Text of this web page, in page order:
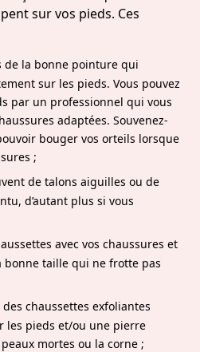
sur vos pieds. Ces
de la bonne pointure qui
sur les pieds. Vous pouvez
par un professionnel qui vous
adaptées. Souvenez-
bouger vos orteils lorsque
;
de talons aiguilles ou de
d’autant plus si vous
avec vos chaussures et
taille qui ne frotte pas
chaussettes exfoliantes
les pieds et/ou une pierre
mortes ou la corne ;